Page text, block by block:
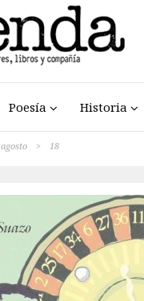
Poesía Historia
agosto > 18